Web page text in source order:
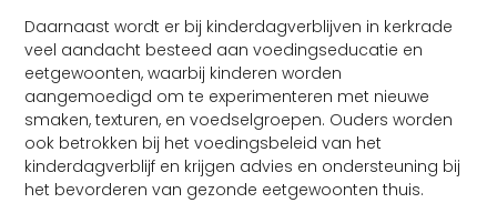
Daarnaast wordt er bij kinderdagverblijven in kerkrade
veel aandacht besteed aan voedingseducatie en
eetgewoonten, waarbij kinderen worden
aangemoedigd om te experimenteren met nieuwe
smaken, texturen, en voedselgroepen. Ouders worden
ook betrokken bij het voedingsbeleid van het
kinderdagverblijf en krijgen advies en ondersteuning bij
het bevorderen van gezonde eetgewoonten thuis.